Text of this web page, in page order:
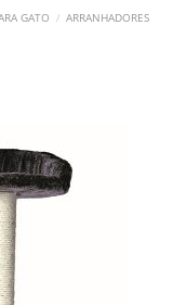
GATO / ARRANHADORES